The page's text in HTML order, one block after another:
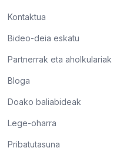
Kontaktua
Bideo-deia eskatu
Partnerrak eta aholkulariak
Bloga
Doako baliabideak
Lege-oharra
Pribatutasuna